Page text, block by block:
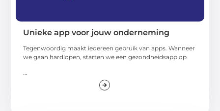
Unieke app voor jouw onderneming
Tegenwoordig maakt iedereen gebruik van apps. Wanneer
we gaan hardlopen, starten we een gezondheidsapp op
...